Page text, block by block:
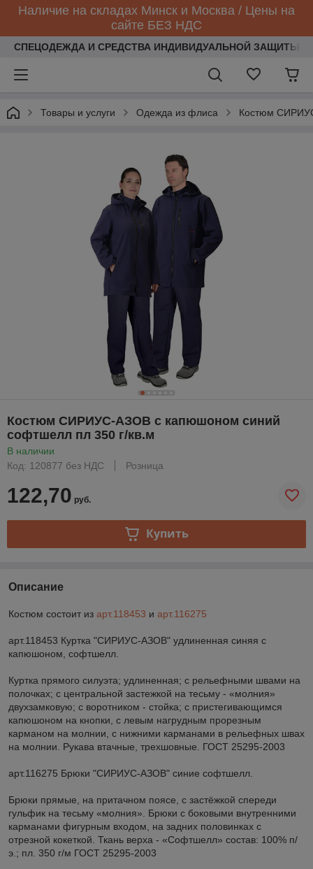
Наличие на складах Минск и Москва / Цены на
сайте БЕЗ НДС
СПЕЦОДЕЖДА И СРЕДСТВА ИНДИВИДУАЛЬНОЙ ЗАЩИТЫ
Товары и услуги Одежда из флиса Костюм
Костюм СИРИУС-АЗОВ с капюшоном синий
софтшелл пл 350 г/кв.м
В наличии
Код: 120877 без НДС
Розница
122,70 руб.
Купить
Описание
Костюм состоит из арт.118453 и арт.116275
арт.118453 Куртка "СИРИУС-АЗОВ" удлиненная синяя с
капюшоном, софтшелл.
Куртка прямого силуэта; удлиненная; с рельефными швами на
полочках; с центральной застежкой на тесьму - «молния»
двухзамковую; с воротником - стойка; с пристегивающимся
капюшоном на кнопки, с левым нагрудным прорезным
карманом на молнии, с нижними карманами в рельефных швах
на молнии. Рукава втачные, трехшовные. ГОСТ 25295-2003
арт.116275 Брюки "СИРИУС-АЗОВ" синие софтшелл.
Брюки прямые, на притачном поясе, с застёжкой спереди
гульфик на тесьму «молния». Брюки с боковыми внутренними
карманами фигурным входом, на задних половинках с
отрезной кокеткой. Ткань верха - «Софтшелл» состав: 100% п/
э.; пл. 350 г/м ГОСТ 25295-2003